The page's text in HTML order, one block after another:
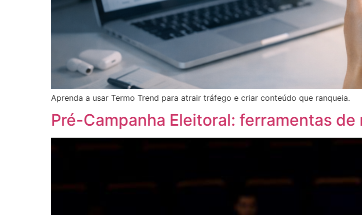
Aprenda a usar Termo Trend para atrair tráfego e criar conteúdo que ranqueia.
Pré-Campanha Eleitoral: ferramentas